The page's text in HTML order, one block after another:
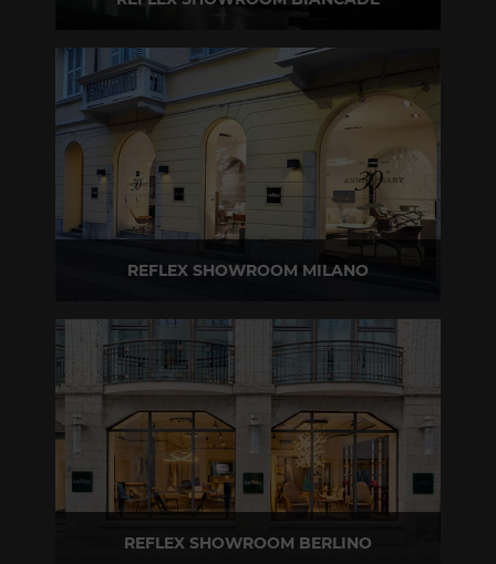
T +39 0422 849201
REFLEX SHOWROOM MILANO
T +39 02 80582955
REFLEX SHOWROOM BERLINO